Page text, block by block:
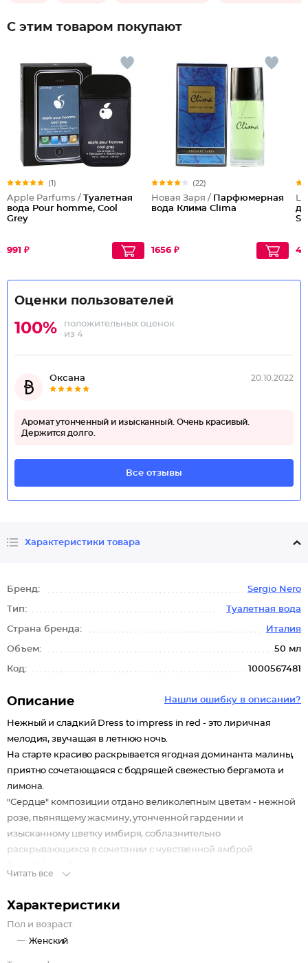
С этим товаром покупают
(1)
Apple Parfums / Туалетная
вода Pour homme, Cool
Grey
991 ₽
(22)
Новая Заря / Парфюмерная
вода Клима Clima
1656 ₽
Оценки пользователей
100%
положительных оценок
из 4
Оксана 20.10.2022
Аромат утонченный и изысканный. Очень красивый.
Держится долго.
Все отзывы
Характеристики товара
Бренд: Sergio Nero
Тип: Туалетная вода
Страна бренда: Италия
Объем: 50 мл
Код: 1000567481
Нашли ошибку в описании?
Описание
Нежный и сладкий Dress to impress in red - это лиричная
мелодия, звучащая в летнюю ночь.
На старте красиво раскрывается ягодная доминанта малины,
приятно сочетающаяся с бодрящей свежестью бергамота и
лимона.
"Сердце" композиции отдано великолепным цветам - нежной
розе, пьянящему жасмину, утонченной гардении и
изысканному цветку имбиря, соблазнительно
раскрывающихся в сочетании с чувственной амброй.
Кокетливый и чувственный Dress to impress In red
великолепно подойдет для романтического свидания. А в
суете рабочих будней не даст забыть, что главное в жизни - это
любовь.
Читать все
Характеристики
Пол и возраст
Женский